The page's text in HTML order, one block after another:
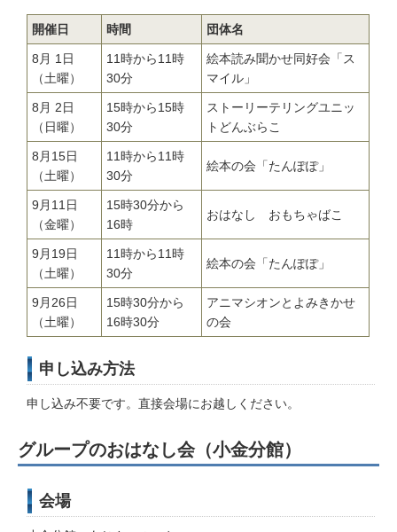
開催日 時間 団体名
8月 1日
（土曜）
11時から11時
30分
絵本読み聞かせ同好会「ス
マイル」
8月 2日
（日曜）
15時から15時
30分
ストーリーテリングユニッ
トどんぶらこ
8月15日
（土曜）
11時から11時
30分
絵本の会「たんぽぽ」
9月11日
（金曜）
15時30分から
16時
おはなし おもちゃばこ
9月19日
（土曜）
11時から11時
30分
絵本の会「たんぽぽ」
9月26日
（土曜）
15時30分から
16時30分
アニマシオンとよみきかせ
の会
申し込み方法
申し込み不要です。直接会場にお越しください。
グループのおはなし会（小金分館）
会場